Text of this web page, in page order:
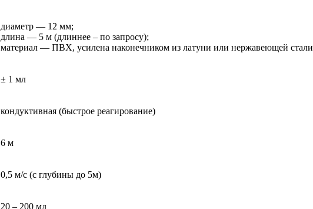
диаметр — 12 мм;
длина — 5 м (длиннее – по запросу);
материал — ПВХ, усилена наконечником из латуни или нержавеющей стали
± 1 мл
кондуктивная (быстрое реагирование)
6 м
0,5 м/с (с глубины до 5м)
20 – 200 мл